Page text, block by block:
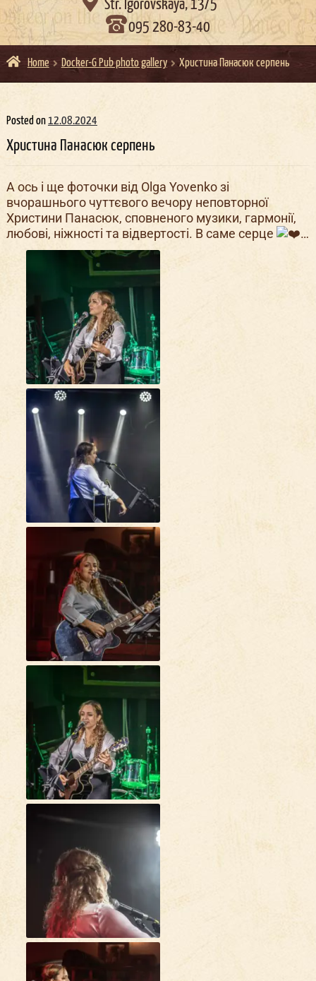
Str. Igorovskaya, 13/5
095 280-83-40
Home Docker-G Pub photo gallery Христина Панасюк серпень
Posted on12.08.2024
Христина Панасюк серпень
А ось і ще фоточки від Olga Yovenko зі
вчорашнього чуттєвого вечору неповторної
Христини Панасюк, сповненого музики, гармонії,
любові, ніжності та відвертості. В саме серце
…